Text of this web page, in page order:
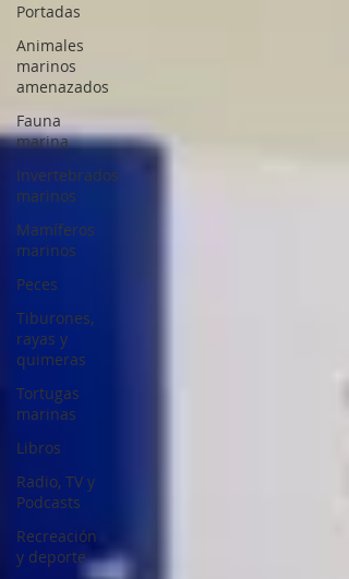
Portadas
Animales
marinos
amenazados
Fauna
marina
Invertebrados
marinos
Mamíferos
marinos
Peces
Tiburones,
rayas y
quimeras
Tortugas
marinas
Libros
Radio, TV y
Podcasts
Recreación
y deporte